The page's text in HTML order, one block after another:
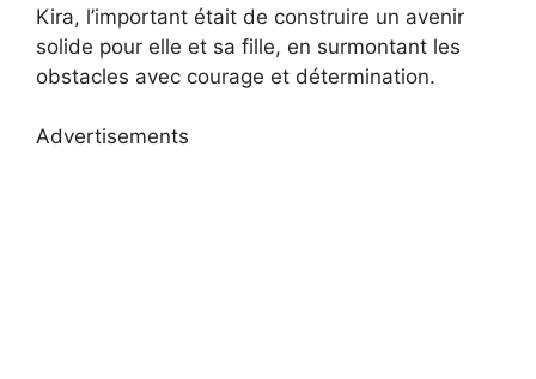
Kira, l’important était de construire un avenir
solide pour elle et sa fille, en surmontant les
obstacles avec courage et détermination.
Advertisements